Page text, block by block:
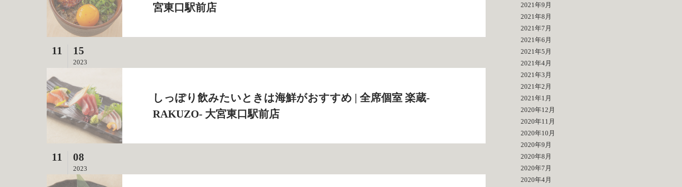
宮東口駅前店
11 15
2023
しっぽり飲みたいときは海鮮がおすすめ | 全席個室 楽蔵‐
RAKUZO‐ 大宮東口駅前店
11 08
2023
2021年9月
2021年8月
2021年7月
2021年6月
2021年5月
2021年4月
2021年3月
2021年2月
2021年1月
2020年12月
2020年11月
2020年10月
2020年9月
2020年8月
2020年7月
2020年4月